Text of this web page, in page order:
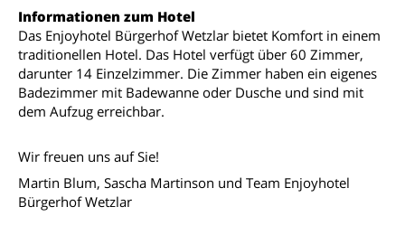
Informationen zum Hotel
Das Enjoyhotel Bürgerhof Wetzlar bietet Komfort in einem
traditionellen Hotel. Das Hotel verfügt über 60 Zimmer,
darunter 14 Einzelzimmer. Die Zimmer haben ein eigenes
Badezimmer mit Badewanne oder Dusche und sind mit
dem Aufzug erreichbar.
Wir freuen uns auf Sie!
Martin Blum, Sascha Martinson und Team Enjoyhotel
Bürgerhof Wetzlar